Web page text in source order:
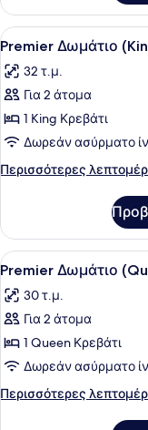
Δωμάτιο
(Accessible)
Προβολή
όλων
των
φωτογραφιών
για
Premier
Δωμάτιο
(King
View)
4
Premier Δωμάτιο
32 τ.μ.
Για 2 άτομα
1 King Κρεβάτι
Δωρεάν ασύρματο
Περισσότερες
Περισσότερες
Δωμάτιο
(King
Atrium
Προβολή
όλων
των
φωτογραφιών
για
Premier
Δωμάτιο
(Queen
4
Premier Δωμάτιο
30 τ.μ.
Για 2 άτομα
1 Queen Κρεβάτι
Δωρεάν ασύρματο
Περισσότερες
Περισσότερες